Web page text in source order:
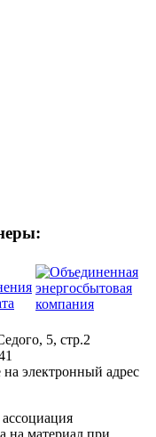
5, стр.2
электронный адрес